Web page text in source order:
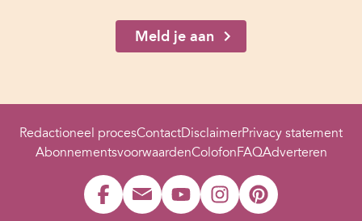
Meld je aan
Redactioneel procesContactDisclaimerPrivacy statement
AbonnementsvoorwaardenColofonFAQAdverteren